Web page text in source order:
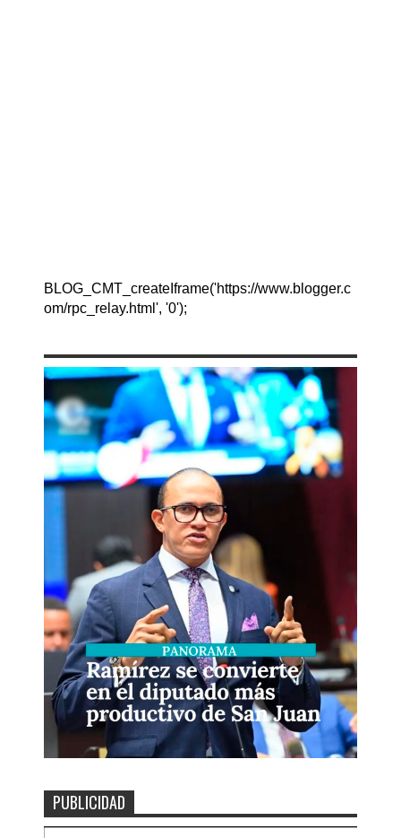
BLOG_CMT_createIframe('https://www.blogger.c
om/rpc_relay.html', '0');
PUBLICIDAD